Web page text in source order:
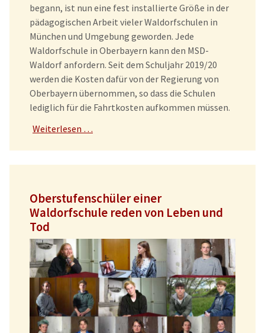
begann, ist nun eine fest installierte Größe in der
pädagogischen Arbeit vieler Waldorfschulen in
München und Umgebung geworden. Jede
Waldorfschule in Oberbayern kann den MSD-
Waldorf anfordern. Seit dem Schuljahr 2019/20
werden die Kosten dafür von der Regierung von
Oberbayern übernommen, so dass die Schulen
lediglich für die Fahrtkosten aufkommen müssen.
Weiterlesen …
Oberstufenschüler einer
Waldorfschule reden von Leben und
Tod